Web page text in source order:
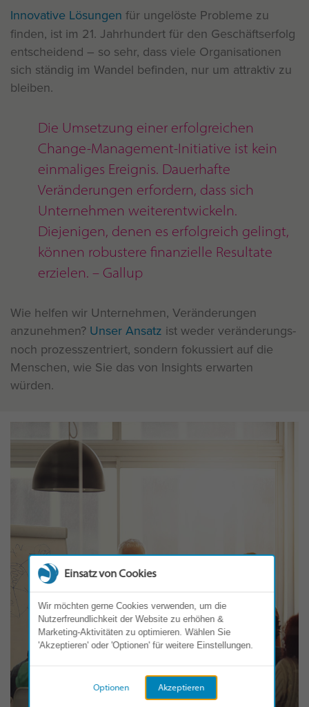
Innovative Lösungen für ungelöste Probleme zu
finden, ist im 21. Jahrhundert für den Geschäftserfolg
entscheidend – so sehr, dass viele Organisationen
sich ständig im Wandel befinden, nur um attraktiv zu
bleiben.
Die Umsetzung einer erfolgreichen
Change-Management-Initiative ist kein
einmaliges Ereignis. Dauerhafte
Veränderungen erfordern, dass sich
Unternehmen weiterentwickeln.
Diejenigen, denen es erfolgreich gelingt,
können robustere finanzielle Resultate
erzielen. – Gallup
Wie helfen wir Unternehmen, Veränderungen
anzunehmen? Unser Ansatz ist weder veränderungs-
noch prozesszentriert, sondern fokussiert auf die
Menschen, wie Sie das von Insights erwarten
würden.
Einsatz von Cookies
Wir möchten gerne Cookies verwenden, um die
Nutzerfreundlichkeit der Website zu erhöhen &
Marketing-Aktivitäten zu optimieren. Wählen Sie
'Akzeptieren' oder 'Optionen' für weitere Einstellungen.
Akzeptieren
Optionen